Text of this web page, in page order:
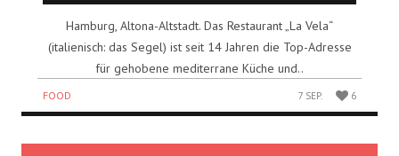
Hamburg, Altona-Altstadt. Das Restaurant „La Vela“
(italienisch: das Segel) ist seit 14 Jahren die Top-Adresse
für gehobene mediterrane Küche und..
FOOD 7 SEP. 6